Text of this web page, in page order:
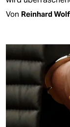
Von Reinhard